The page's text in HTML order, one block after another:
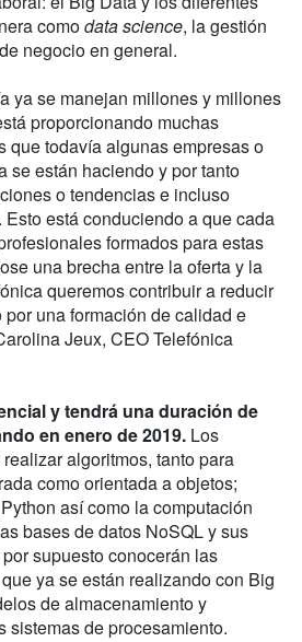
comodata science, la gestión
negocio en general.
ya se manejan millones y millones
proporcionando muchas
que todavía algunas empresas o
se están haciendo y por tanto
o tendencias e incluso
está conduciendo a que cada
formados para estas
una brecha entre la oferta y la
queremos contribuir a reducir
una formación de calidad e
Jeux, CEO Telefónica
y tendrá una duración de
en enero de 2019. Los
algoritmos, tanto para
como orientada a objetos;
así como la computación
bases de datos NoSQL y sus
supuesto conocerán las
ya se están realizando con Big
de almacenamiento y
sistemas de procesamiento.